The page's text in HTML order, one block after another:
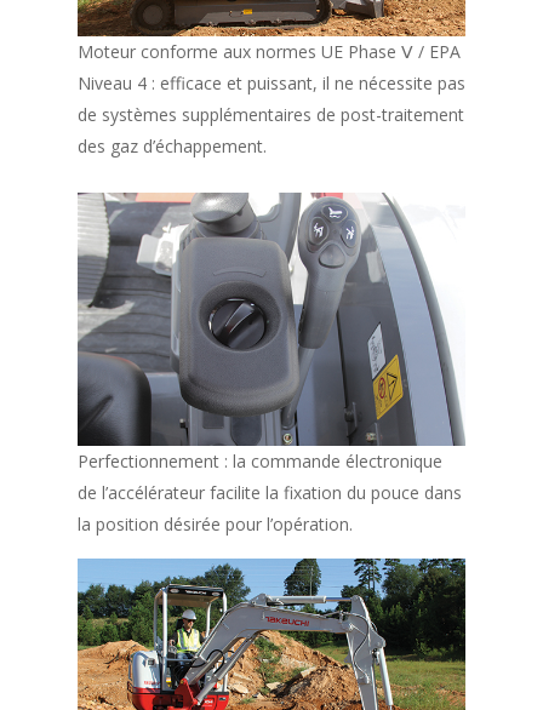
Moteur conforme aux normes UE Phase Ⅴ / EPA
Niveau 4 : efficace et puissant, il ne nécessite pas
de systèmes supplémentaires de post-traitement
des gaz d’échappement.
Perfectionnement : la commande électronique
de l’accélérateur facilite la fixation du pouce dans
la position désirée pour l’opération.